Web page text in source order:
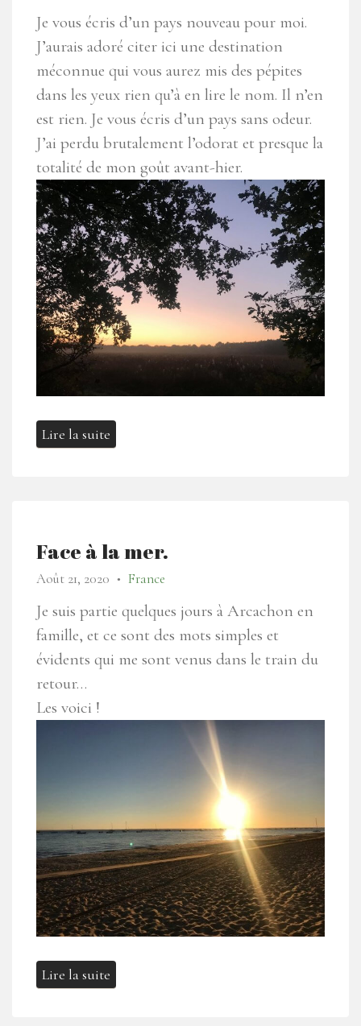
Je vous écris d’un pays nouveau pour moi.
J’aurais adoré citer ici une destination
méconnue qui vous aurez mis des pépites
dans les yeux rien qu’à en lire le nom. Il n’en
est rien. Je vous écris d’un pays sans odeur.
J’ai perdu brutalement l’odorat et presque la
totalité de mon goût avant-hier.
Lire la suite
Face à la mer.
Août 21, 2020 ● France
Je suis partie quelques jours à Arcachon en
famille, et ce sont des mots simples et
évidents qui me sont venus dans le train du
retour…
Les voici !
Lire la suite